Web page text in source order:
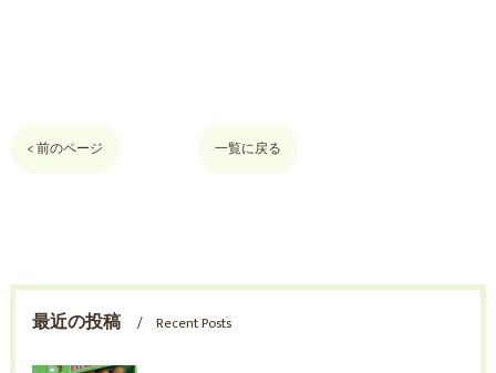
< 前のページ 一覧に戻る
最近の投稿 Recent Posts